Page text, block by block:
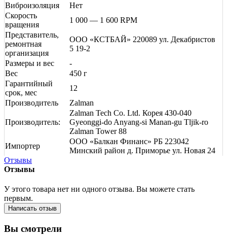
Виброизоляция
Нет
Скорость
вращения
1 000 — 1 600 RPM
Представитель,
ремонтная
организация
ООО «КСТБАЙ» 220089 ул. Декабристов
5 19-2
Размеры и вес
-
Вес
450 г
Гарантийный
срок, мес
12
Производитель
Zalman
Производитель:
Zalman Tech Co. Ltd. Корея 430-040
Gyeonggi-do Anyang-si Manan-gu Tljik-ro
Zalman Tower 88
Импортер
ООО «Балкан Финанс» РБ 223042
Минский район д. Приморье ул. Новая 24
Отзывы
Отзывы
У этого товара нет ни одного отзыва. Вы можете стать
первым.
Написать отзыв
Вы смотрели